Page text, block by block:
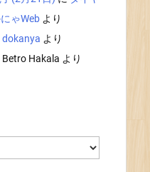
ゃWeb より
dokanya より
Betro Hakala より